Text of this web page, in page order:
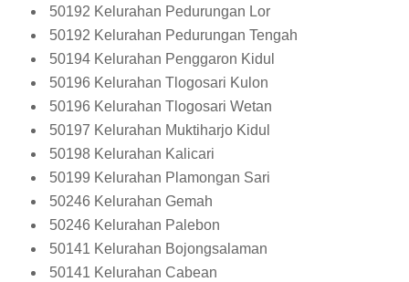
50192 Kelurahan Pedurungan Lor
50192 Kelurahan Pedurungan Tengah
50194 Kelurahan Penggaron Kidul
50196 Kelurahan Tlogosari Kulon
50196 Kelurahan Tlogosari Wetan
50197 Kelurahan Muktiharjo Kidul
50198 Kelurahan Kalicari
50199 Kelurahan Plamongan Sari
50246 Kelurahan Gemah
50246 Kelurahan Palebon
50141 Kelurahan Bojongsalaman
50141 Kelurahan Cabean